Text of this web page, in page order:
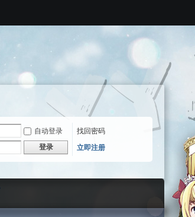
自动登录
找回密码
登录 立即注册